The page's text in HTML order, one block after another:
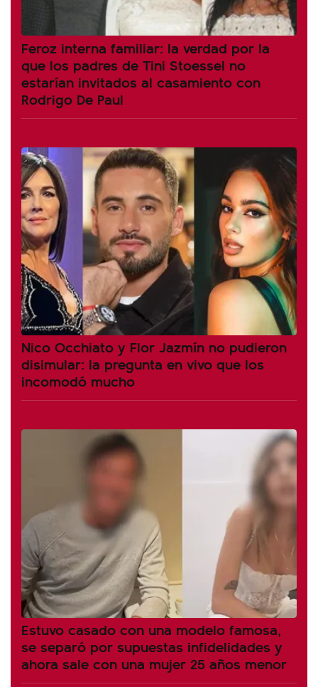
Feroz interna familiar: la verdad por la
que los padres de Tini Stoessel no
estarían invitados al casamiento con
Rodrigo De Paul
Nico Occhiato y Flor Jazmín no pudieron
disimular: la pregunta en vivo que los
incomodó mucho
Estuvo casado con una modelo famosa,
se separó por supuestas infidelidades y
ahora sale con una mujer 25 años menor